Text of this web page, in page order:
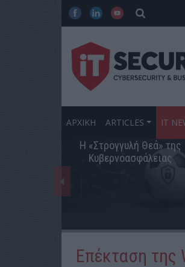
ΑΡΧΙΚΗ ARTICLES IT
Η «Στρογγυλή Θεά» της
Κυβερνοασφάλειας
Επέκταση της